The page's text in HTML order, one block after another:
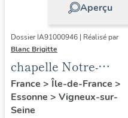
Aperçu
Dossier IA91000946 | Réalisé par
Blanc Brigitte
chapelle Notre-
Dame-des-Sables
France > Île-de-France >
Essonne > Vigneux-sur-
Seine